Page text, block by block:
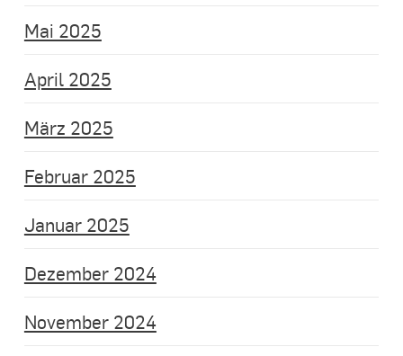
Mai 2025
April 2025
März 2025
Februar 2025
Januar 2025
Dezember 2024
November 2024